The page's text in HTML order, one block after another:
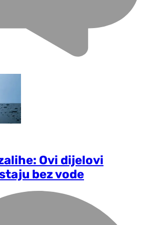
Ovi dijelovi
bez vode